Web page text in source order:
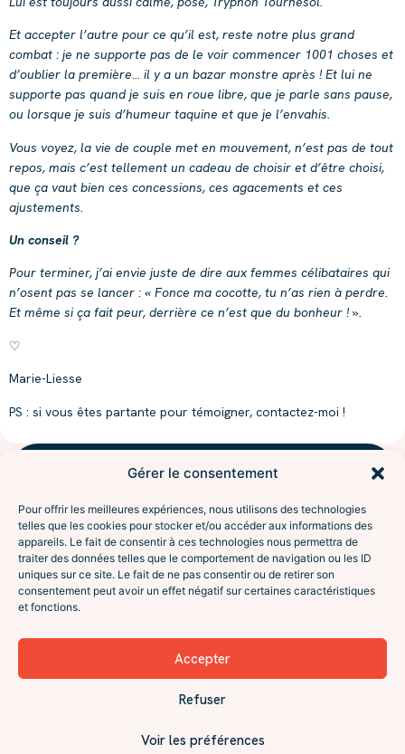
Gérer le consentement
Pour offrir les meilleures expériences, nous utilisons des technologies
telles que les cookies pour stocker et/ou accéder aux informations des
appareils. Le fait de consentir à ces technologies nous permettra de
traiter des données telles que le comportement de navigation ou les ID
uniques sur ce site. Le fait de ne pas consentir ou de retirer son
consentement peut avoir un effet négatif sur certaines caractéristiques
et fonctions.
Accepter
Refuser
Voir les préférences
Et accepter l’autre pour ce qu’il est, reste notre plus grand
combat : je ne supporte pas de le voir commencer 1001 choses et
d’oublier la première… il y a un bazar monstre après ! Et lui ne
supporte pas quand je suis en roue libre, que je parle sans pause,
ou lorsque je suis d’humeur taquine et que je l’envahis.
Vous voyez, la vie de couple met en mouvement, n’est pas de tout
repos, mais c’est tellement un cadeau de choisir et d’être choisi,
que ça vaut bien ces concessions, ces agacements et ces
ajustements.
Un conseil ?
Pour terminer, j’ai envie juste de dire aux femmes célibataires qui
n’osent pas se lancer : « Fonce ma cocotte, tu n’as rien à perdre.
Et même si ça fait peur, derrière ce n’est que du bonheur ! ».
♡
Marie-Liesse
PS : si vous êtes partante pour témoigner, contactez-moi !
Sésame
De l’attente à la vraie
rencontre. Coaching en
relation amoureuse, pour
relation. En visio ou à Lyon.
Réserver Un Échange
Accompagnements
À propos
Interventions
Le programme Excursion
Contact
SUIVRE
Facebook
LinkedIn
© 2019 — 2026 l'aventure Sésame · Marie-Liesse Malbrancke